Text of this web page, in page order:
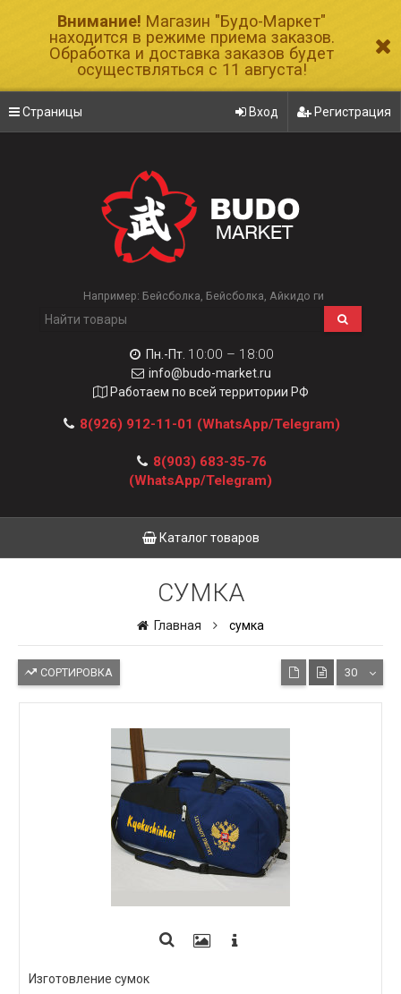
Внимание! Магазин "Будо-Маркет"
находится в режиме приема заказов.
Обработка и доставка заказов будет
осуществляться с 11 августа!
Страницы Вход Регистрация
Например: Бейсболка Бейсболка Айкидо ги
Пн.-Пт. 10:00 – 18:00
info@budo-market.ru
Работаем по всей территории РФ
8(926) 912-11-01 (WhatsApp/Telegram)
8(903) 683-35-76
(WhatsApp/Telegram)
Каталог товаров
СУМКА
Главная сумка
СОРТИРОВКА 30
Изготовление сумок